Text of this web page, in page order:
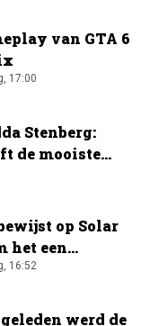
van GTA 6
17:00
Stenberg:
de mooiste
Europa"
op Solar
het een
16:52
werd de